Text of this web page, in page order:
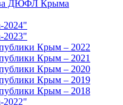
ДЮФЛ Крыма
2024"
2023"
Крым – 2022
Крым – 2021
Крым – 2020
Крым – 2019
Крым – 2018
2022"